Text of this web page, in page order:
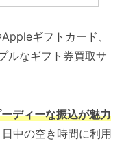
ギフトカード、
ルなギフト券買取サ
ディーな振込が魅力
中の空き時間に利用